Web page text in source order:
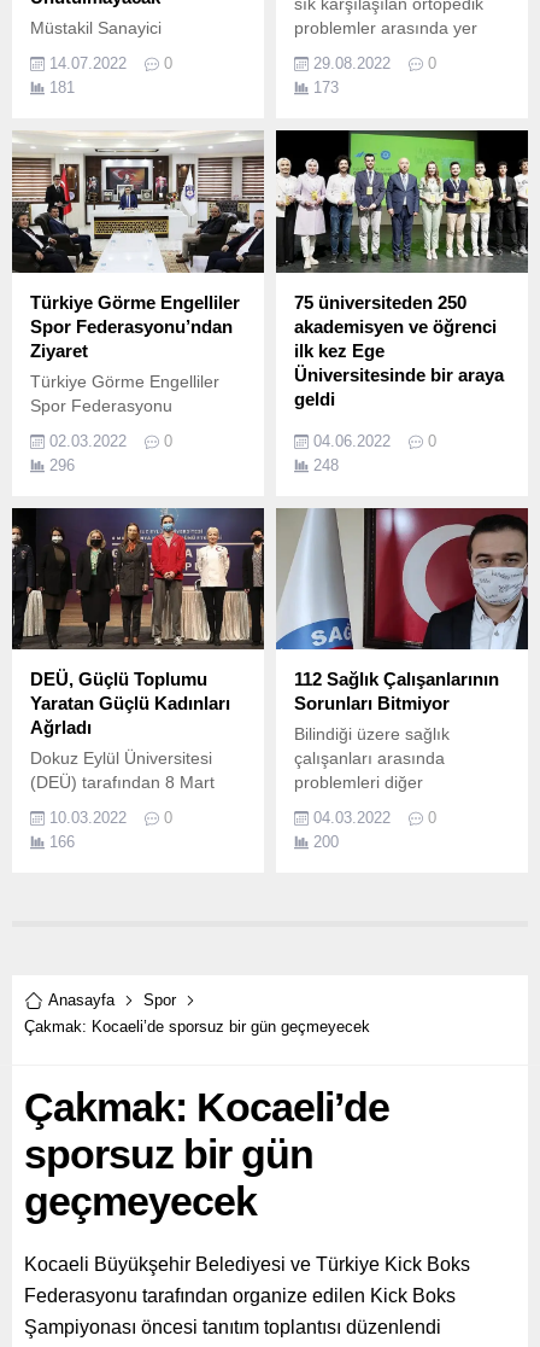
Müstakil Sanayici
(MÜSİAD) İzmir Başkanı
Bilal Saygılı, "15 Temmuz
Günü"nün altıncı yıldönümü
ile ilgili yazılı açıklama yaptı.
14.07.2022
0
181
problemler arasında yer
29.08.2022
0
173
Türkiye Görme Engelliler
Spor Federasyonu’ndan
Ziyaret
Türkiye Görme Engelliler
Spor Federasyonu
Başkanı Ramazan Akgül,
Karaman Belediye Başkanı
02.03.2022
0
296
75 üniversiteden 250
akademisyen ve öğrenci
ilk kez Ege
Üniversitesinde bir araya
geldi
(YÖKAK) ve Ege
Üniversitesi iş birliğinde
“Kalite Öğrenci Toplulukları
Zirvesi” (KATO’22) Ege
Üniversitesinde başladı.
04.06.2022
0
248
DEÜ, Güçlü Toplumu
Yaratan Güçlü Kadınları
Ağrladı
Dokuz Eylül Üniversitesi
(DEÜ) tarafından 8 Mart
etkinlikleri kapsamında
Güçlü Kadın Güçlü Toplum
10.03.2022
0
166
112 Sağlık Çalışanlarının
Sorunları Bitmiyor
Bilindiği üzere sağlık
çalışanları arasında
problemleri diğer
gösteren bir kurum mevcut.
04.03.2022
0
200
Anasayfa
Spor
Çakmak: Kocaeli’de sporsuz bir gün geçmeyecek
Çakmak: Kocaeli’de
sporsuz bir gün
geçmeyecek
Kocaeli Büyükşehir Belediyesi ve Türkiye Kick Boks
Federasyonu tarafından organize edilen Kick Boks
Şampiyonası öncesi tanıtım toplantısı düzenlendi